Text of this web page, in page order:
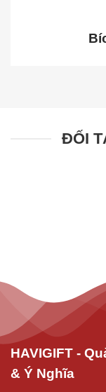
ĐỐI
HAVIGIFT -
& Ý Nghĩa